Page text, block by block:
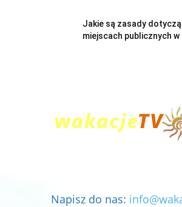
Jakie są zasady
miejscach publicznych w
Napisz do nas: